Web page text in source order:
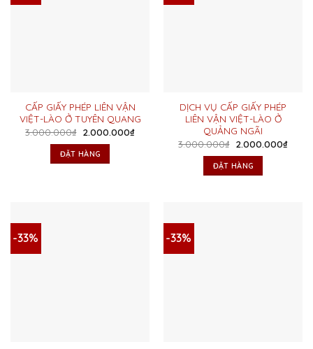
CẤP GIẤY PHÉP LIÊN VẬN
VIỆT-LÀO Ở TUYÊN QUANG
3.000.000₫ Giá
là:
3.000.000₫.
2.000.000₫Giá
ĐẶT HÀNG
DỊCH VỤ CẤP GIẤY PHÉP
LIÊN VẬN VIỆT-LÀO Ở
QUẢNG NGÃI
3.000.000₫ Giá
là:
3.000.000₫.
2.000.000₫Giá
ĐẶT HÀNG
-33% -33%